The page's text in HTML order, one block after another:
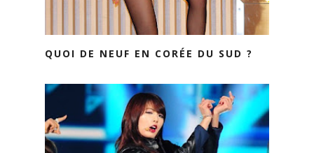
QUOI DE NEUF EN CORÉE DU SUD ?